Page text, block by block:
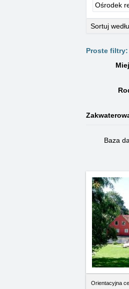
Ośrodek
Sortuj
Proste filtry:
Baza
Orientacyjna